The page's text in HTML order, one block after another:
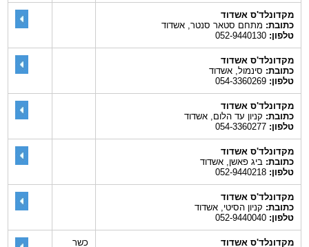
מקדונלד'ס אשדוד
כתובת:מתחם סטאר סנטר, אשדוד
טלפון:052-9440130
מקדונלד'ס אשדוד
כתובת:סינמול, אשדוד
טלפון:054-3360269
מקדונלד'ס אשדוד
כתובת:קניון עד הלום, אשדוד
טלפון:054-3360277
מקדונלד'ס אשדוד
כתובת:ביג פאשן, אשדוד
טלפון:052-9440218
מקדונלד'ס אשדוד
כתובת:קניון הסיטי, אשדוד
טלפון:052-9440040
מקדונלד'ס אשדוד
כשר